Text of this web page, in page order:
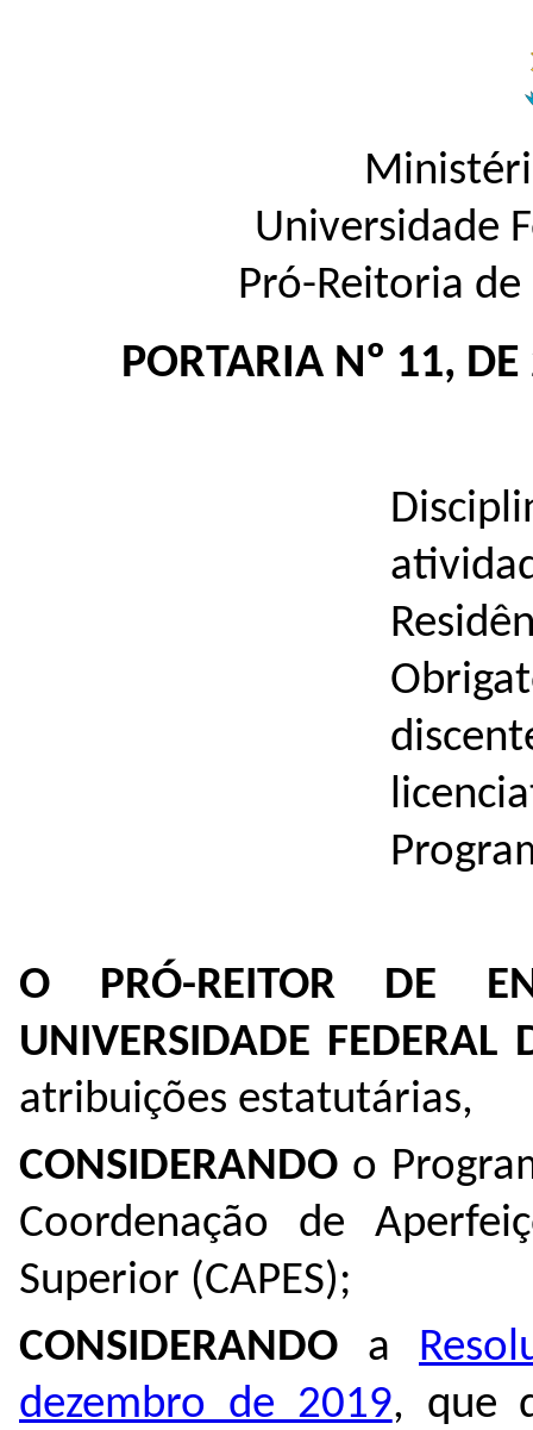
Universidade
Pró-Reitoria de
PORTARIA Nº 11,
O PRÓ-REITOR DE
UNIVERSIDADE FEDERAL
atribuições estatutárias,
CONSIDERANDO o
Coordenação de
Superior (CAPES);
CONSIDERANDO a
dezembro de 2019, que